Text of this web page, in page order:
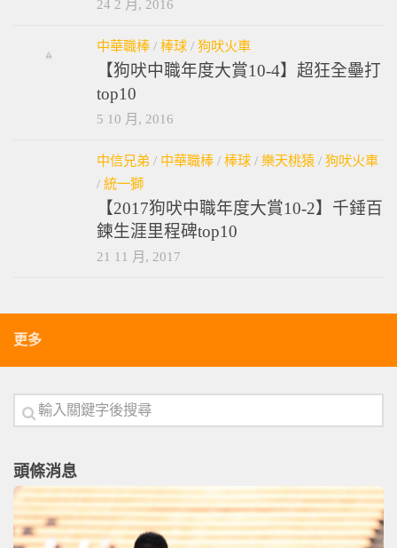
24 2 月, 2016
中華職棒 / 棒球 / 狗吠火車
【狗吠中職年度大賞10-4】超狂全壘打
top10
5 10 月, 2016
中信兄弟 / 中華職棒 / 棒球 / 樂天桃猿 / 狗吠火車
/ 統一獅
【2017狗吠中職年度大賞10-2】千錘百
鍊生涯里程碑top10
21 11 月, 2017
更多
頭條消息